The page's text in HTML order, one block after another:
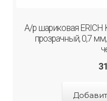
А/р шариковая ERICH
прозрачный, 0,7